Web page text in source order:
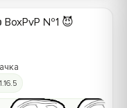
№1 😈